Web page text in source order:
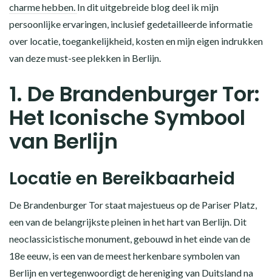
charme hebben. In dit uitgebreide blog deel ik mijn
persoonlijke ervaringen, inclusief gedetailleerde informatie
over locatie, toegankelijkheid, kosten en mijn eigen indrukken
van deze must-see plekken in Berlijn.
1. De Brandenburger Tor:
Het Iconische Symbool
van Berlijn
Locatie en Bereikbaarheid
De Brandenburger Tor staat majestueus op de Pariser Platz,
een van de belangrijkste pleinen in het hart van Berlijn. Dit
neoclassicistische monument, gebouwd in het einde van de
18e eeuw, is een van de meest herkenbare symbolen van
Berlijn en vertegenwoordigt de hereniging van Duitsland na